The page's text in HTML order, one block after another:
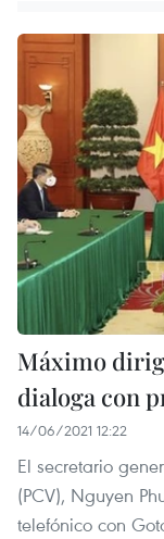
Máximo
dialoga con
14/06/2021 12:22
El secretario
(PCV), Nguyen
telefónico con